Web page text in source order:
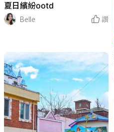
夏日繽紛ootd
Belle
讚